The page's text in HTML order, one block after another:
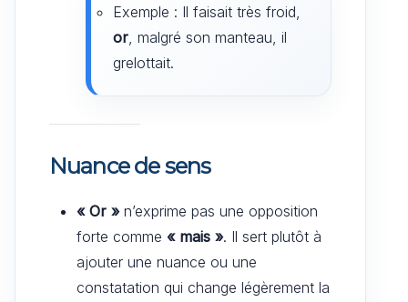
Exemple : Il faisait très froid,
or , malgré son manteau, il
grelottait.
Nuance de sens
« Or »n’exprime pas une opposition
forte comme « mais ». Il sert plutôt à
ajouter une nuance ou une
constatation qui change légèrement la